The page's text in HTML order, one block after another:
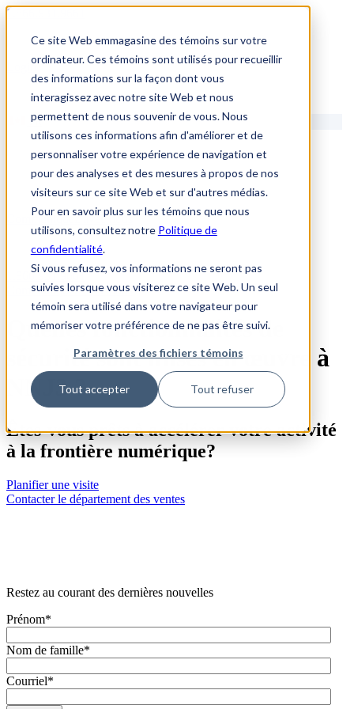
Ce site Web emmagasine des témoins sur votre
ordinateur. Ces témoins sont utilisés pour recueillir
des informations sur la façon dont vous
interagissez avec notre site Web et nous
permettent de nous souvenir de vous. Nous
utilisons ces informations afin d'améliorer et de
personnaliser votre expérience de navigation et
pour des analyses et des mesures à propos de nos
visiteurs sur ce site Web et sur d'autres médias.
Pour en savoir plus sur les témoins que nous
utilisons, consultez notre Politique de
confidentialité.
Si vous refusez, vos informations ne seront pas
suivies lorsque vous visiterez ce site Web. Un seul
témoin sera utilisé dans votre navigateur pour
mémoriser votre préférence de ne pas être suivi.
Paramètres des fichiers témoins
Tout accepter Tout refuser
1.866.931.9661
Login
FR
Communiquez avec nous
1.866.931.9661
Communiquez avec nous
Quelles fonctionnalités de
sécurité sont mises en œuvre à
NNJ3 ?
Êtes-vous prêts à accélérer votre activité
à la frontière numérique?
Planifier une visite
Contacter le département des ventes
Restez au courant des dernières nouvelles
Prénom*
Nom de famille*
Courriel*